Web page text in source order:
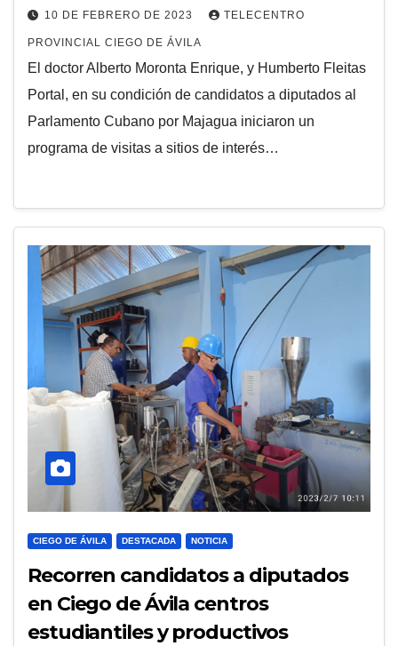
10 DE FEBRERO DE 2023 TELECENTRO
PROVINCIAL CIEGO DE ÁVILA
El doctor Alberto Moronta Enrique, y Humberto Fleitas
Portal, en su condición de candidatos a diputados al
Parlamento Cubano por Majagua iniciaron un
programa de visitas a sitios de interés…
CIEGO DE ÁVILA DESTACADA NOTICIA
Recorren candidatos a diputados
en Ciego de Ávila centros
estudiantiles y productivos